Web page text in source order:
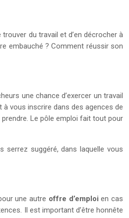
du travail et d’en décrocher à
embauché ? Comment réussir son
une chance d’exercer un travail
vous inscrire dans des agences de
Le pôle emploi fait tout pour
serrez suggéré, dans laquelle vous
une autre offre d’emploi en cas
Il est important d’être honnête